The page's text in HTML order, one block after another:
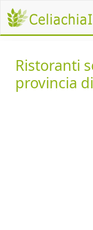
Ristoranti
provincia di